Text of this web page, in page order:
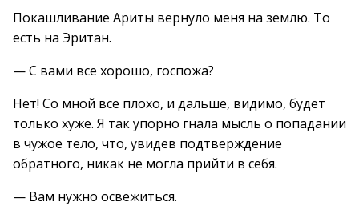
Покашливание Ариты вернуло меня на землю. То
есть на Эритан.
— С вами все хорошо, госпожа?
Нет! Со мной все плохо, и дальше, видимо, будет
только хуже. Я так упорно гнала мысль о попадании
в чужое тело, что, увидев подтверждение
обратного, никак не могла прийти в себя.
— Вам нужно освежиться.